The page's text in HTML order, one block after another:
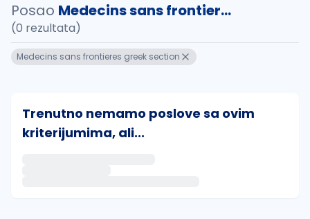
Posao Medecins sans frontier...
(0 rezultata)
Medecins sans frontieres greek section
Trenutno nemamo poslove sa ovim
kriterijumima, ali...